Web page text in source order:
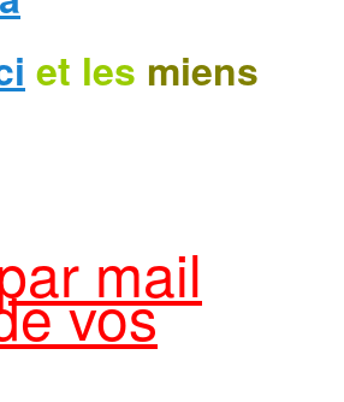
et les miens
mail
vos